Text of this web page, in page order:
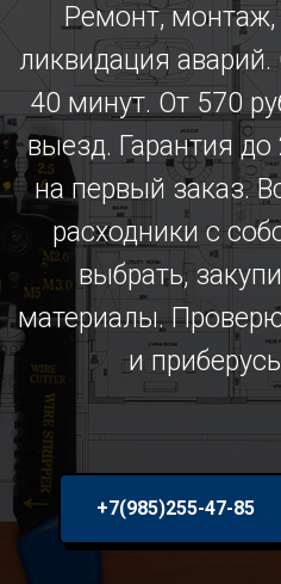
Ремонт,
ликвидация
40 минут. От 570
выезд. Гарантия до
на первый заказ.
расходники с
выбрать,
материалы.
и
+7(985)255-47-85